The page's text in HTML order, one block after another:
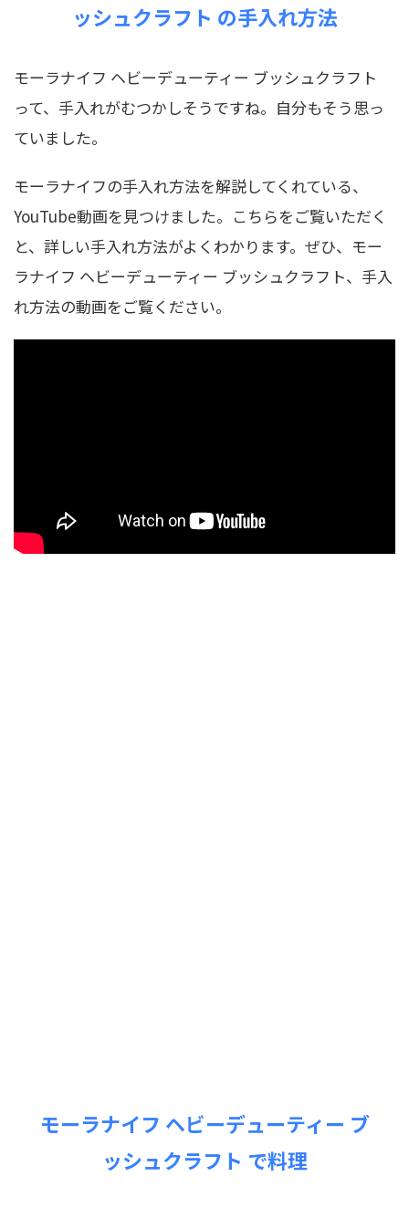
ッシュクラフト の手入れ方法
モーラナイフ ヘビーデューティー ブッシュクラフト
って、手入れがむつかしそうですね。自分もそう思っ
ていました。
モーラナイフの手入れ方法を解説してくれている、
YouTube動画を見つけました。こちらをご覧いただく
と、詳しい手入れ方法がよくわかります。ぜひ、モー
ラナイフ ヘビーデューティー ブッシュクラフト、手入
れ方法の動画をご覧ください。
モーラナイフ ヘビーデューティー ブ
ッシュクラフト で料理